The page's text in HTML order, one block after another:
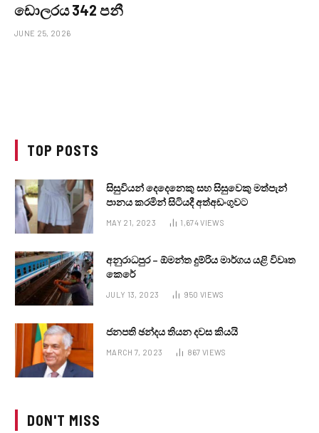
ඩොලරය 342 පනී
JUNE 25, 2026
TOP POSTS
සිසුවියන් දෙදෙනෙකු සහ සිසුවෙකු මත්පැන්
පානය කරමින් සිටියදී අත්අඩංගුවට
MAY 21, 2023 1,674VIEWS
අනුරාධපුර – ඕමන්ත දුම්රිය මාර්ගය යළි විවෘත
කෙරේ
JULY 13, 2023 950 VIEWS
ජනපති ඡන්දය තියන දවස කියයි
MARCH 7, 2023 867 VIEWS
DON'T MISS